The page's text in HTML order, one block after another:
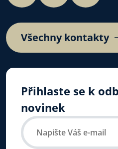
Všechny kontakty
Přihlaste se k
novinek